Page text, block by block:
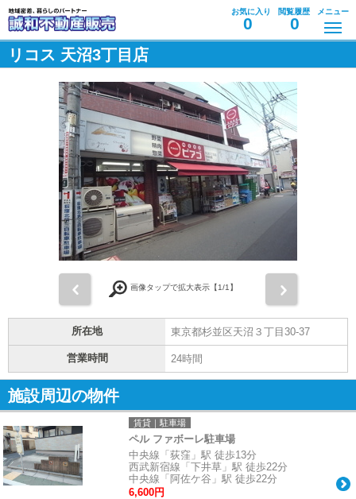
お気に入り
0
閲覧履歴
0
メニュー
リコス 天沼3丁目店
画像タップで拡大表示【1/1】
所在地 東京都杉並区天沼３丁目30-37
営業時間 24時間
施設周辺の物件
賃貸｜駐車場
ペル ファボーレ駐車場
中央線「荻窪」駅 徒歩13分
西武新宿線「下井草」駅 徒歩22分
中央線「阿佐ケ谷」駅 徒歩22分
6,600円